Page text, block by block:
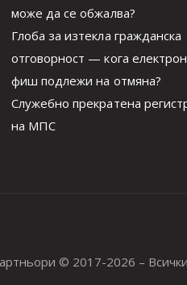
може да се обжалва?
Глоба за изтекла гражданска
отговорност — кога
фиш подлежи на отмяна?
Служебно прекратена
на МПС
© 2017-2026 –